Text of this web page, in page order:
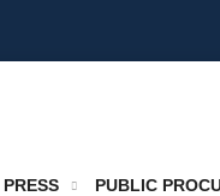
PRESS PUBLIC